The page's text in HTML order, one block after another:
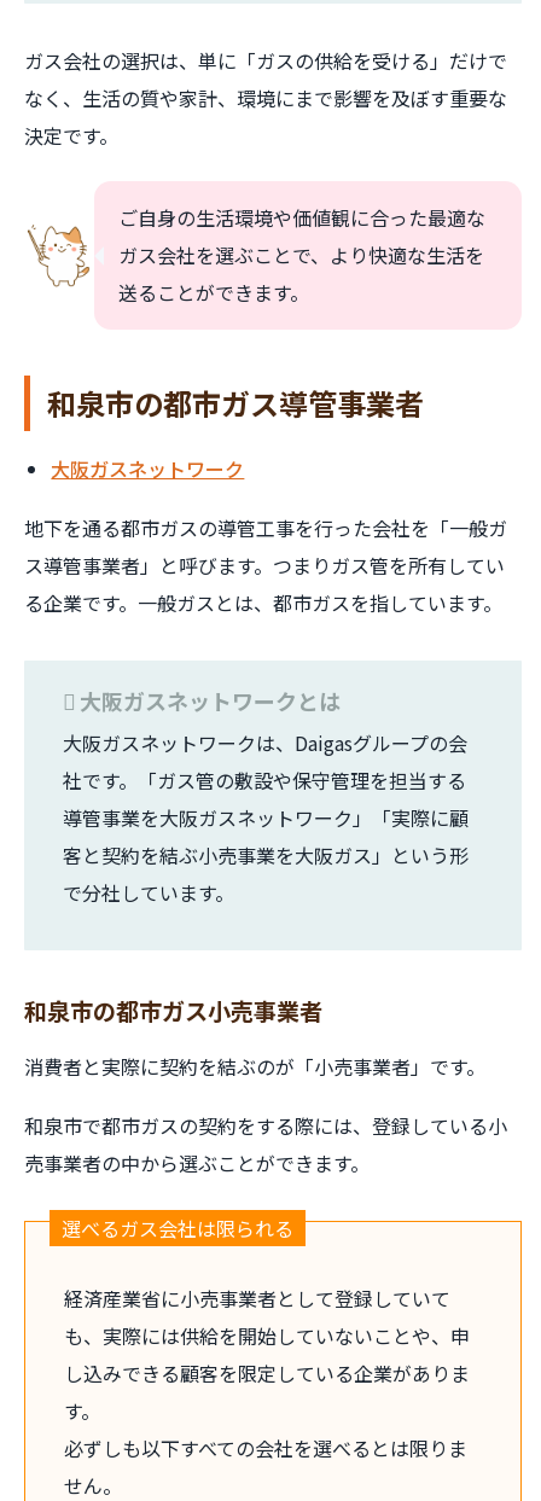
ガス会社の選択は、単に「ガスの供給を受ける」だけで
なく、生活の質や家計、環境にまで影響を及ぼす重要な
決定です。
ご自身の生活環境や価値観に合った最適な
ガス会社を選ぶことで、より快適な生活を
送ることができます。
和泉市の都市ガス導管事業者
大阪ガスネットワーク
地下を通る都市ガスの導管工事を行った会社を「一般ガ
ス導管事業者」と呼びます。つまりガス管を所有してい
る企業です。一般ガスとは、都市ガスを指しています。
大阪ガスネットワークとは
大阪ガスネットワークは、Daigasグループの会
社です。「ガス管の敷設や保守管理を担当する
導管事業を大阪ガスネットワーク」「実際に顧
客と契約を結ぶ小売事業を大阪ガス」という形
で分社しています。
和泉市の都市ガス小売事業者
消費者と実際に契約を結ぶのが「小売事業者」です。
和泉市で都市ガスの契約をする際には、登録している小
売事業者の中から選ぶことができます。
選べるガス会社は限られる
経済産業省に小売事業者として登録していて
も、実際には供給を開始していないことや、申
し込みできる顧客を限定している企業がありま
す。
必ずしも以下すべての会社を選べるとは限りま
せん。